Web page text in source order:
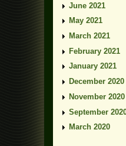
June 2021
May 2021
March 2021
February 2021
January 2021
December 2020
November 2020
September
March 2020